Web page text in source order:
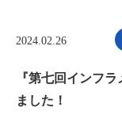
2024.02.26
『第七回インフ
ました！